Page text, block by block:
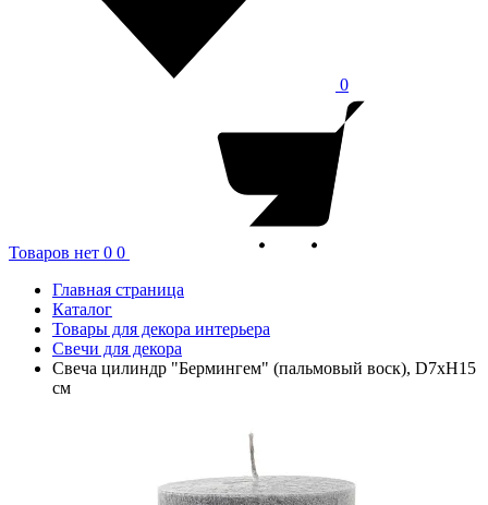
0
Товаров нет 0 0
Главная страница
Каталог
Товары для декора интерьера
Свечи для декора
Свеча цилиндр "Бермингем" (пальмовый воск), D7хН15
см